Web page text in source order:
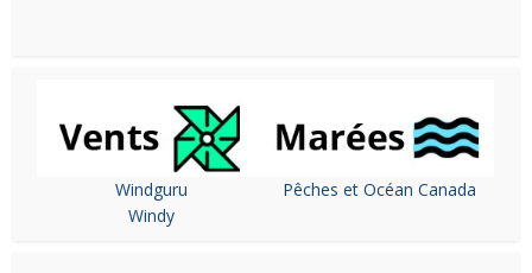
Windguru
Windy
Pêches et Océan Canada